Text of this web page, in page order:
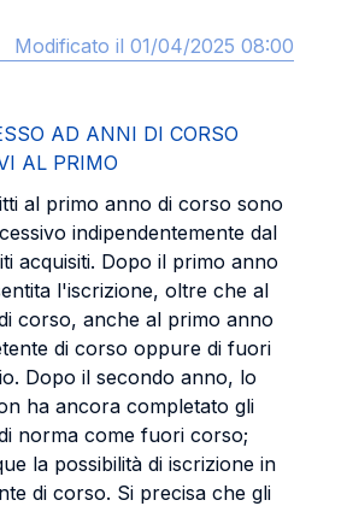
Modificato il 01/04/2025 08:00
AD ANNI DI CORSO
AL PRIMO
al primo anno di corso sono
indipendentemente dal
acquisiti. Dopo il primo anno
l'iscrizione, oltre che al
corso, anche al primo anno
di corso oppure di fuori
Dopo il secondo anno, lo
ha ancora completato gli
norma come fuori corso;
la possibilità di iscrizione in
di corso. Si precisa che gli